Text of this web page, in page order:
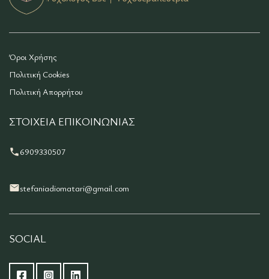
Όροι Χρήσης
Πολιτική Cookies
Πολιτική Απορρήτου
ΣΤΟΙΧΕΊΑ ΕΠΙΚΟΙΝΩΝΊΑΣ
6909330507
stefaniadiomatari@gmail.com
SOCIAL